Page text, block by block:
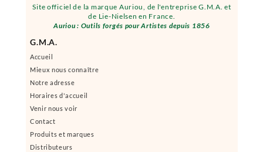
Site officiel de la marque Auriou, de l'entreprise G.M.A. et
de Lie-Nielsen en France.
Auriou : Outils forgés pour Artistes depuis 1856
G.M.A.
Accueil
Mieux nous connaître
Notre adresse
Horaires d'accueil
Venir nous voir
Contact
Produits et marques
Distributeurs